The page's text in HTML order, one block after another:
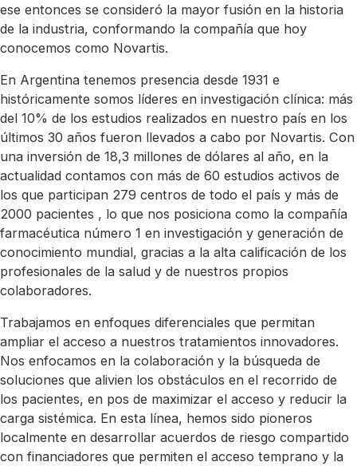
ese entonces se consideró la mayor fusión en la historia
de la industria, conformando la compañía que hoy
conocemos como Novartis.
En Argentina tenemos presencia desde 1931 e
históricamente somos líderes en investigación clínica: más
del 10% de los estudios realizados en nuestro país en los
últimos 30 años fueron llevados a cabo por Novartis. Con
una inversión de 18,3 millones de dólares al año, en la
actualidad contamos con más de 60 estudios activos de
los que participan 279 centros de todo el país y más de
2000 pacientes , lo que nos posiciona como la compañía
farmacéutica número 1 en investigación y generación de
conocimiento mundial, gracias a la alta calificación de los
profesionales de la salud y de nuestros propios
colaboradores.
Trabajamos en enfoques diferenciales que permitan
ampliar el acceso a nuestros tratamientos innovadores.
Nos enfocamos en la colaboración y la búsqueda de
soluciones que alivien los obstáculos en el recorrido de
los pacientes, en pos de maximizar el acceso y reducir la
carga sistémica. En esta línea, hemos sido pioneros
localmente en desarrollar acuerdos de riesgo compartido
con financiadores que permiten el acceso temprano y la